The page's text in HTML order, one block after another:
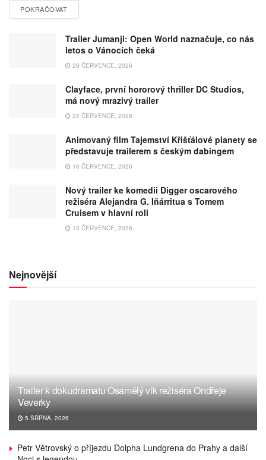
POKRAČOVAT
Trailer Jumanji: Open World naznačuje, co nás
letos o Vánocích čeká
29 ČERVENCE, 2026
Clayface, první hororový thriller DC Studios,
má nový mrazivý trailer
22 ČERVENCE, 2026
Animovaný film Tajemství Křišťálové planety se
představuje trailerem s českým dabingem
16 ČERVENCE, 2026
Nový trailer ke komedii Digger oscarového
režiséra Alejandra G. Iñárritua s Tomem
Cruisem v hlavní roli
13 ČERVENCE, 2026
Nejnovější
Trailer k dokudramatu Osamělý vlk režiséra Ondřeje
Veverky
5 SRPNA, 2026
Petr Větrovský o příjezdu Dolpha Lundgrena do Prahy a další